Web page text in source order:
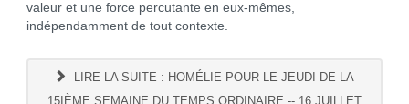
valeur et une force percutante en eux-mêmes,
indépendamment de tout contexte.
LIRE LA SUITE : HOMÉLIE POUR LE JEUDI DE LA
15IÈME SEMAINE DU TEMPS ORDINAIRE -- 16 JUILLET